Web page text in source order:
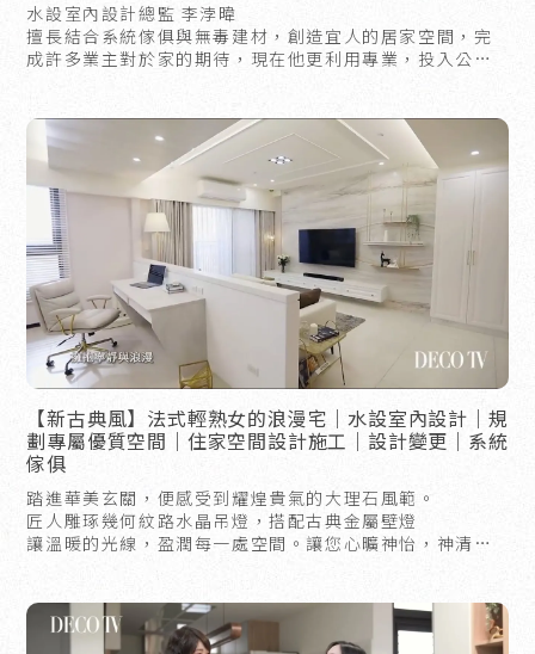
水設室內設計總監 李浡暐
擅長結合系統傢俱與無毒建材，創造宜人的居家空間，完
成許多業主對於家的期待，現在他更利用專業，投入公
水設在這邊謝謝每位業主給予水設機會及支持，讓我們能
在裝修工程費用上提撥3~5%，協助弱勢團體、獨居老人及
清寒家庭……等等。
【新古典風】法式輕熟女的浪漫宅｜水設室內設計｜規
劃專屬優質空間｜住家空間設計施工｜設計變更｜系統
傢俱
踏進華美玄關，便感受到耀煌貴氣的大理石風範。
匠人雕琢幾何紋路水晶吊燈，搭配古典金屬壁燈
讓溫暖的光線，盈潤每一處空間。讓您心曠神怡，神清氣